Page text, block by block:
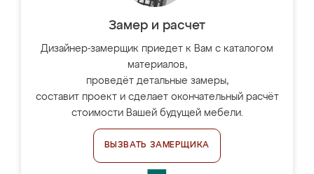
Замер и расчет
Дизайнер-замерщик приедет к Вам с каталогом
материалов,
проведёт детальные замеры,
составит проект и сделает окончательный расчёт
стоимости Вашей будущей мебели.
ВЫЗВАТЬ ЗАМЕРЩИКА